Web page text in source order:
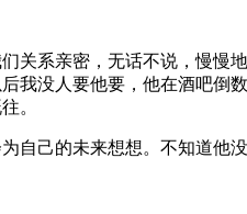
系亲密，无话不说，慢慢
我没人要他要，他在酒吧倒
。
自己的未来想想。不知道他